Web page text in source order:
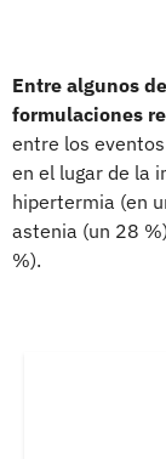
Entre algunos
formulaciones
entre los
en el lugar de la
hipertermia (en
astenia (un 28
%).